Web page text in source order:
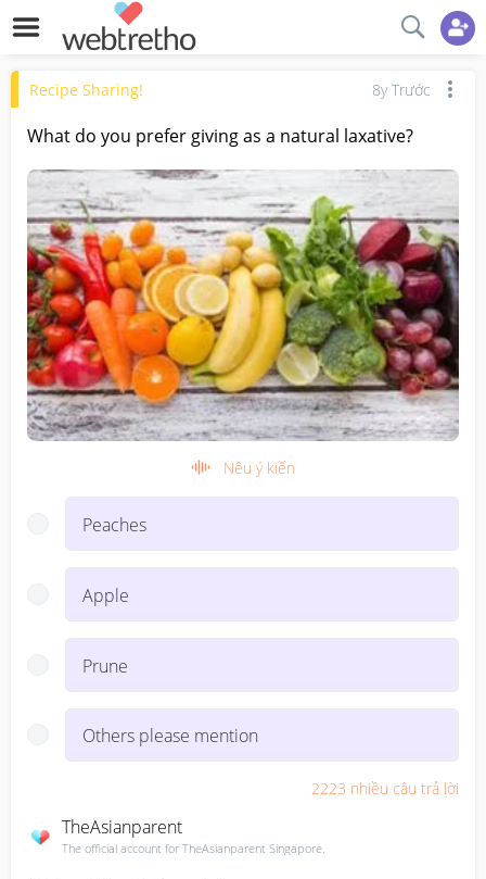
Recipe Sharing! 8y Trước
What do you prefer giving as a natural laxative?
Nêu ý kiến
Peaches
Apple
Prune
Others please mention
2223 nhiều câu trả lời
TheAsianparent
The official account for TheAsianparent Singapore.